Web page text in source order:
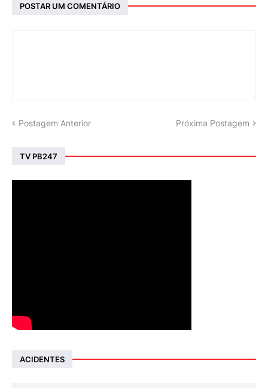
POSTAR UM COMENTÁRIO
Postagem Anterior Próxima Postagem
TV PB247
ACIDENTES